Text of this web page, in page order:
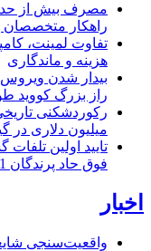
راهکار متخصصان
تفاوت لمینت،
هزینه و ماندگاری
بیدار شدن ویروس‌
راز بزرگ کووید
میلیون دلاری در
تایید اولین تلفات
فوق حاد پرندگان H5N1 در استرالیا
اخبار